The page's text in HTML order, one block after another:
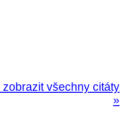
všechny citáty
»